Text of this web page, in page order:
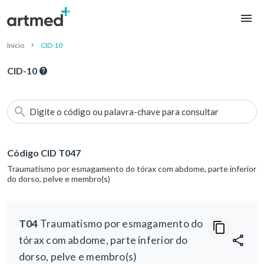
Início CID-10
CID-10
Digite o código ou palavra-chave para consultar
Código CID T047
Traumatismo por esmagamento do tórax com abdome, parte inferior
do dorso, pelve e membro(s)
T04 Traumatismo por esmagamento do
tórax com abdome, parte inferior do
dorso, pelve e membro(s)